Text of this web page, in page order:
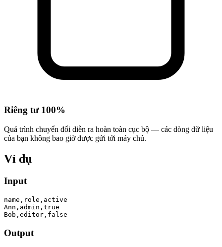
Riêng tư 100%
Quá trình chuyển đổi diễn ra hoàn toàn cục bộ — các dòng dữ liệu
của bạn không bao giờ được gửi tới máy chủ.
Ví dụ
Input
name,role,active
Ann,admin,true
Bob,editor,false
Output